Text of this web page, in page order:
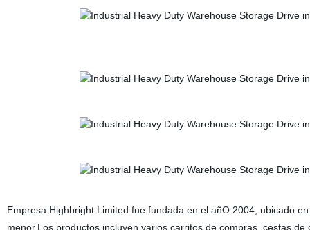
Empresa Highbright Limited fue fundada en el añO 2004, ubicado
menor.Los productos incluyen varios carritos de compras, cestas